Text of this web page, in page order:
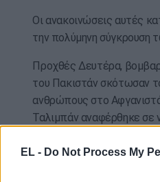
EL - Do Not Process My
Οι ανακοινώσεις αυτές
την πολύμηνη σύγκρουση
Προχθές Δευτέρα,
του Πακιστάν σκότωσαν
ανθρώπους στο
Ταλιμπάν αναφέρθηκε σε
συμπεριλαμβανομένων